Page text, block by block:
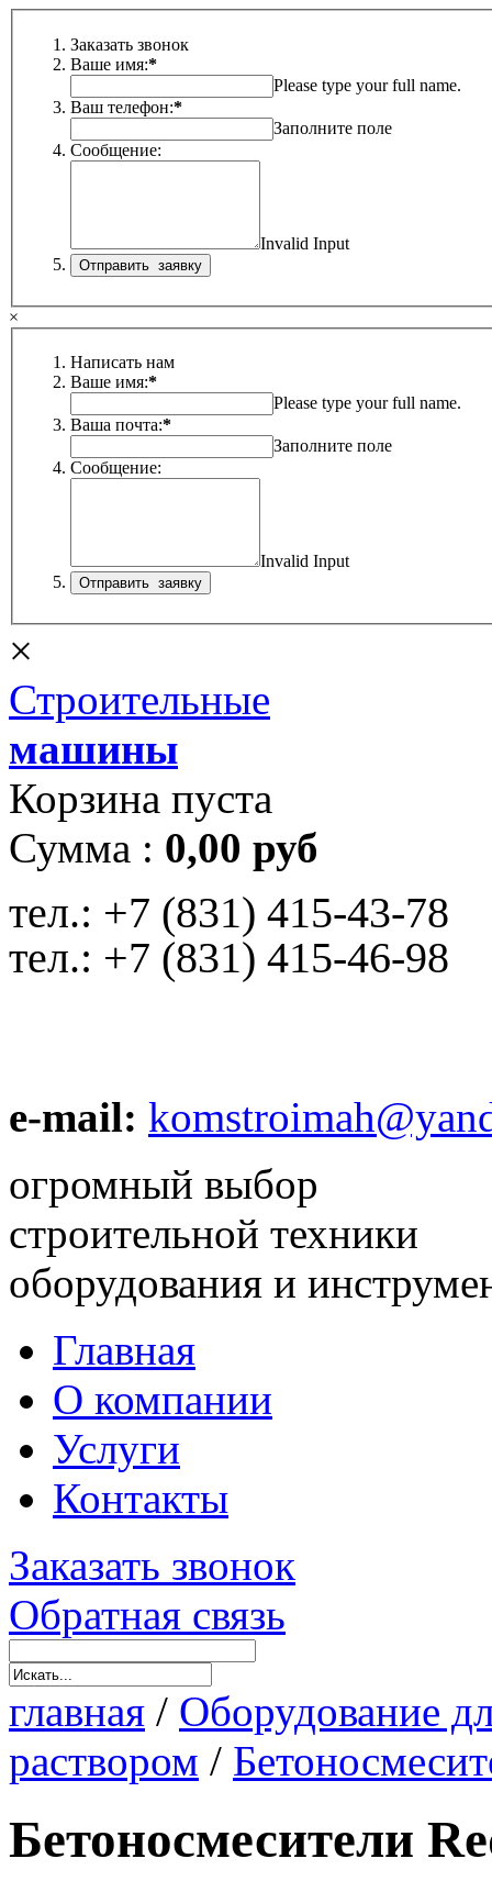
Заказать звонок
Ваше имя:*
Please type your full name.
Ваш телефон:*
Заполните поле
Сообщение:
Invalid Input
×
Написать нам
Ваше имя:*
Please type your full name.
Ваша почта:*
Заполните поле
Сообщение:
Invalid Input
×
Строительные
машины
Корзина пуста
Сумма : 0,00 руб
тел.: +7 (831) 415-43-78
тел.: +7 (831) 415-46-98
e-mail:
огромный выбор
строительной техники
оборудования и
Главная
О компании
Услуги
Контакты
Заказать звонок
Обратная связь
главная / Оборудование
раствором /
Бетоносмесители